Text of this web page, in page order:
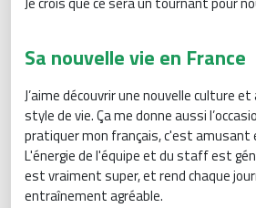
Sa nouvelle vie en France
J’aime découvrir une nouvelle culture
style de vie. Ça me donne aussi
pratiquer mon français, c'est amusant
L'énergie de l'équipe et du staff est
est vraiment super, et rend chaque
entraînement agréable.